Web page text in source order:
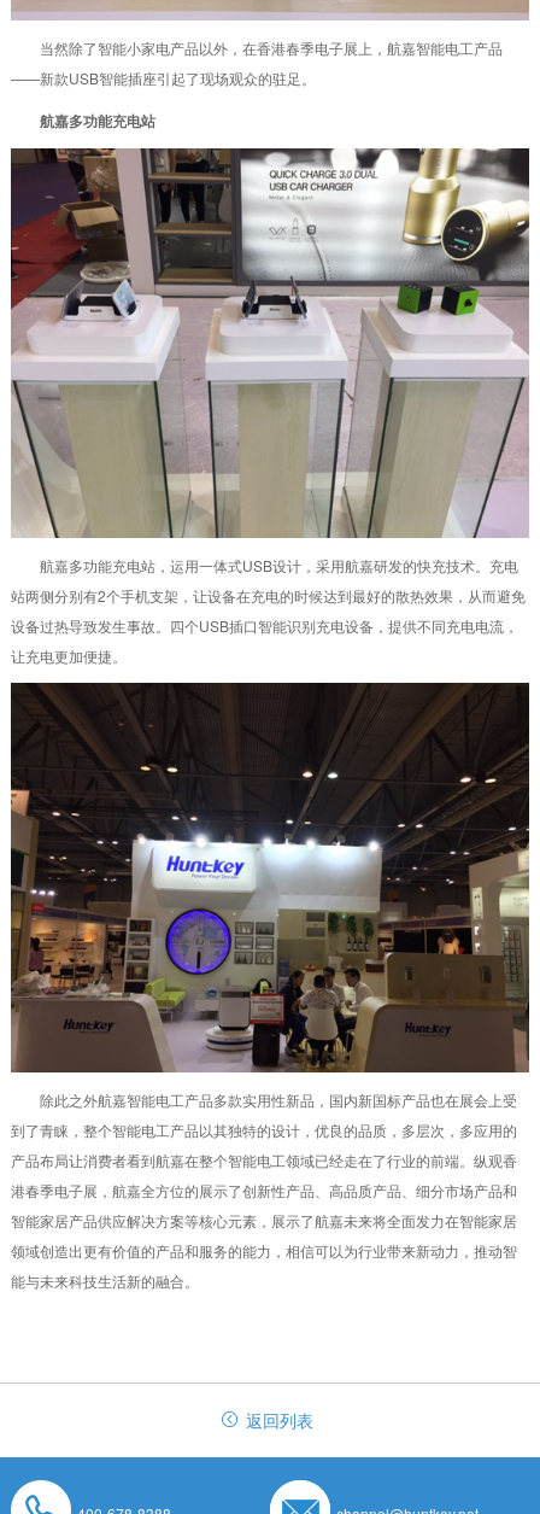
当然除了智能小家电产品以外，在香港春季电子展上，航嘉智能电工产品
——新款USB智能插座引起了现场观众的驻足。
航嘉多功能充电站
航嘉多功能充电站，运用一体式USB设计，采用航嘉研发的快充技术。充电
站两侧分别有2个手机支架，让设备在充电的时候达到最好的散热效果，从而避免
设备过热导致发生事故。四个USB插口智能识别充电设备，提供不同充电电流，
让充电更加便捷。
除此之外航嘉智能电工产品多款实用性新品，国内新国标产品也在展会上受
到了青睐，整个智能电工产品以其独特的设计，优良的品质，多层次，多应用的
产品布局让消费者看到航嘉在整个智能电工领域已经走在了行业的前端。纵观香
港春季电子展，航嘉全方位的展示了创新性产品、高品质产品、细分市场产品和
智能家居产品供应解决方案等核心元素，展示了航嘉未来将全面发力在智能家居
领域创造出更有价值的产品和服务的能力，相信可以为行业带来新动力，推动智
能与未来科技生活新的融合。
返回列表